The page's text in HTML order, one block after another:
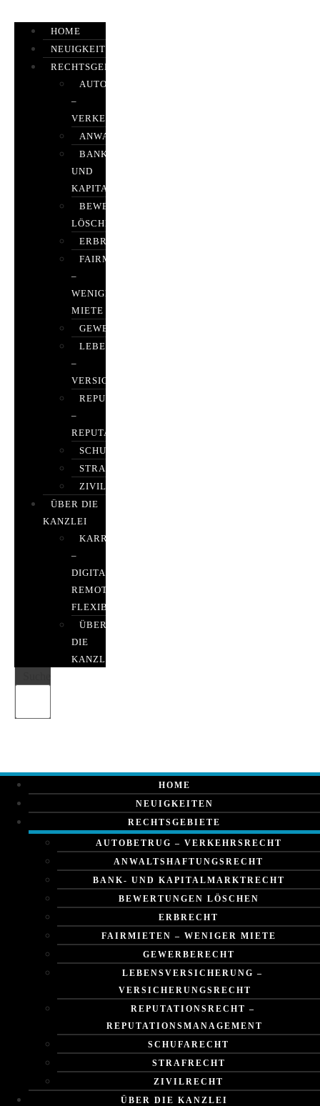
HOME
NEUIGKEITEN
RECHTSGEBIETE
AUTOBETRUG
–
VERKEHRSRECHT
ANWALTSHAFTUNGSRECHT
BANK-
UND
KAPITALMARKTRECHT
BEWERTUNGEN
LÖSCHEN
ERBRECHT
FAIRMIETEN
–
WENIGER
MIETE
GEWERBERECHT
LEBENSVERSICHERUNG
–
VERSICHERUNGSRECHT
REPUTATIONSRECHT
–
REPUTATIONSMANAGEMENT
SCHUFARECHT
STRAFRECHT
ZIVILRECHT
ÜBER DIE
KANZLEI
KARRIERE
–
DIGITAL,
REMOTE,
FLEXIBEL
ÜBER
DIE
KANZLEI
HOME
NEUIGKEITEN
RECHTSGEBIETE
AUTOBETRUG – VERKEHRSRECHT
ANWALTSHAFTUNGSRECHT
BANK- UND KAPITALMARKTRECHT
BEWERTUNGEN LÖSCHEN
ERBRECHT
FAIRMIETEN – WENIGER MIETE
GEWERBERECHT
LEBENSVERSICHERUNG –
VERSICHERUNGSRECHT
REPUTATIONSRECHT –
REPUTATIONSMANAGEMENT
SCHUFARECHT
STRAFRECHT
ZIVILRECHT
ÜBER DIE KANZLEI